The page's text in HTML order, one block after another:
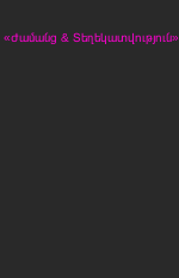
«Ժամանց & Տեղեկատվություն»